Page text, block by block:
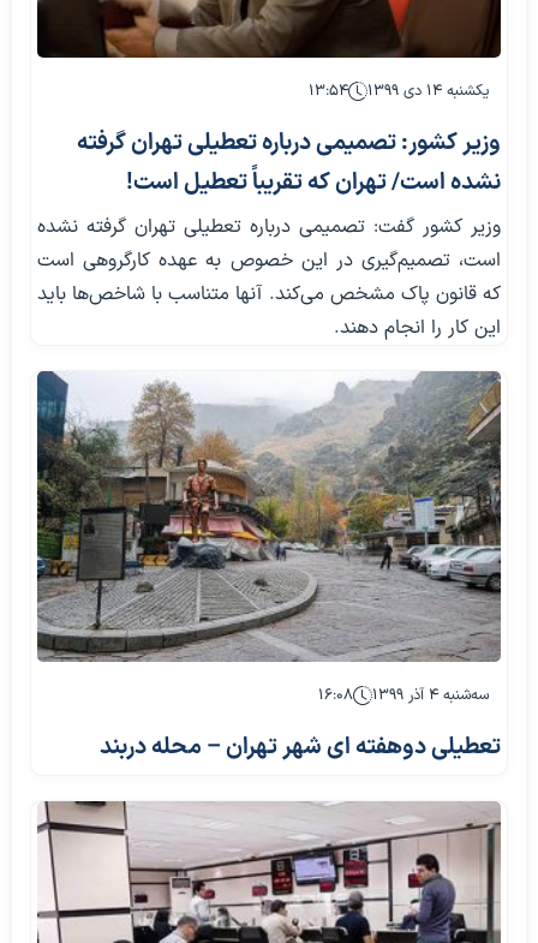
یکشنبه ۱۴ دی ۱۳۹۹ ۱۳:۵۴
وزیر کشور: تصمیمی درباره تعطیلی تهران گرفته
نشده است/ تهران که تقریباً تعطیل است!
وزیر کشور گفت: تصمیمی درباره تعطیلی تهران گرفته نشده
است، تصمیم‌گیری در این خصوص به عهده کارگروهی است
که قانون پاک مشخص می‌کند. آنها متناسب با شاخص‌ها باید
این کار را انجام دهند.
سه‌شنبه ۴ آذر ۱۳۹۹ ۱۶:۰۸
تعطیلی دوهفته ای شهر تهران – محله دربند